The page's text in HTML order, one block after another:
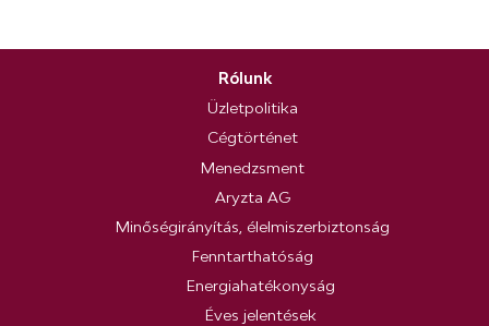
Rólunk
Üzletpolitika
Cégtörténet
Menedzsment
Aryzta AG
Minőségirányítás, élelmiszerbiztonság
Fenntarthatóság
Energiahatékonyság
Éves jelentések